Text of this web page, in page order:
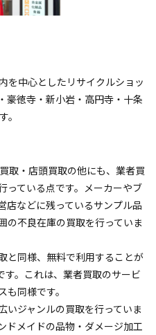
を中心としたリサイクルショッ
豪徳寺・新小岩・高円寺・十条
。
取・店頭買取の他にも、業者買
っている点です。メーカーやブ
店などに残っているサンプル品
の不良在庫の買取を行っていま
と同様、無料で利用することが
す。これは、業者買取のサービ
同様です。
いジャンルの買取を行っていま
ドメイドの品物・ダメージ加工